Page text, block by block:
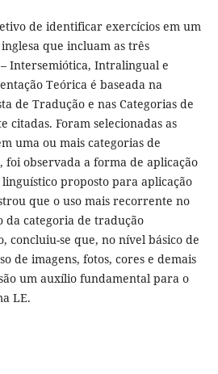
de identificar exercícios em um
que incluam as três
Intersemiótica, Intralingual e
Teórica é baseada na
de Tradução e nas Categorias de
citadas. Foram selecionadas as
uma ou mais categorias de
foi observada a forma de aplicação
proposto para aplicação
que o uso mais recorrente no
da categoria de tradução
concluiu-se que, no nível básico de
de imagens, fotos, cores e demais
um auxílio fundamental para o
LE.